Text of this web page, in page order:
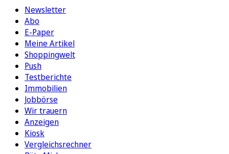
Newsletter
Abo
E-Paper
Meine Artikel
Shoppingwelt
Push
Testberichte
Immobilien
Jobbörse
Wir trauern
Anzeigen
Kiosk
Vergleichsrechner